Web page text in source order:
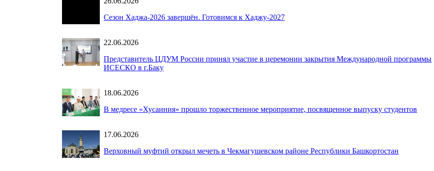
Сезон Хаджа-2026 завершён. Готовимся к Хаджу-2027
22.06.2026
Представитель ЦДУМ России принял участие в церемонии закрытия Международной программы
ИСЕСКО в г.Баку
18.06.2026
В медресе «Хусаиния» прошло торжественное мероприятие, посвященное выпуску студентов
17.06.2026
Верховный муфтий открыл мечеть в Чекмагушевском районе Республики Башкортостан